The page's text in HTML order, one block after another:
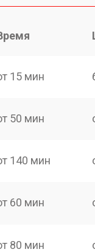
15 мин
50 мин
140 мин
60 мин
80 мин